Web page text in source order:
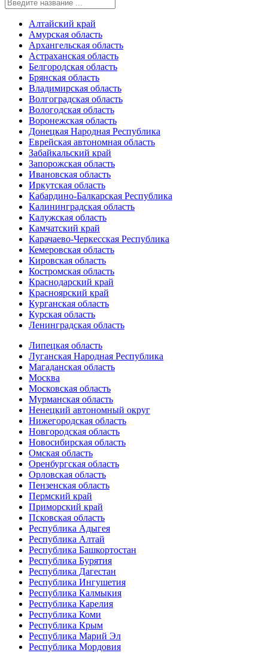
Алтайский край
Амурская область
Архангельская область
Астраханская область
Белгородская область
Брянская область
Владимирская область
Волгоградская область
Вологодская область
Воронежская область
Донецкая Народная Республика
Еврейская автономная область
Забайкальский край
Запорожская область
Ивановская область
Иркутская область
Кабардино-Балкарская Республика
Калининградская область
Калужская область
Камчатский край
Карачаево-Черкесская Республика
Кемеровская область
Кировская область
Костромская область
Краснодарский край
Красноярский край
Курганская область
Курская область
Ленинградская область
Липецкая область
Луганская Народная Республика
Магаданская область
Москва
Московская область
Мурманская область
Ненецкий автономный округ
Нижегородская область
Новгородская область
Новосибирская область
Омская область
Оренбургская область
Орловская область
Пензенская область
Пермский край
Приморский край
Псковская область
Республика Адыгея
Республика Алтай
Республика Башкортостан
Республика Бурятия
Республика Дагестан
Республика Ингушетия
Республика Калмыкия
Республика Карелия
Республика Коми
Республика Крым
Республика Марий Эл
Республика Мордовия